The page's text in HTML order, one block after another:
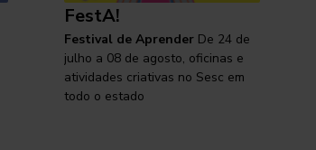
FestA!
Festival de Aprender De 24 de
julho a 08 de agosto, oficinas e
atividades criativas no Sesc em
todo o estado